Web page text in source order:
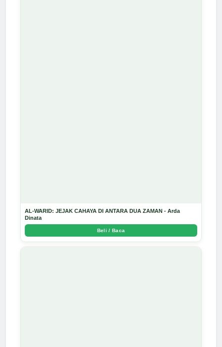
AL-WARID: JEJAK CAHAYA DI ANTARA DUA ZAMAN - Arda
Dinata
Beli / Baca